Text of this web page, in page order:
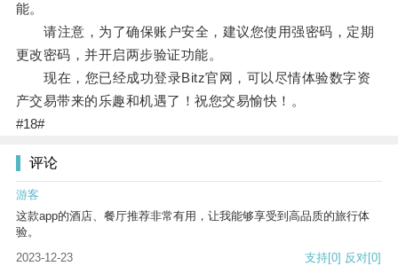
能。
请注意，为了确保账户安全，建议您使用强密码，定期
更改密码，并开启两步验证功能。
现在，您已经成功登录Bitz官网，可以尽情体验数字资
产交易带来的乐趣和机遇了！祝您交易愉快！。
#18#
评论
游客
这款app的酒店、餐厅推荐非常有用，让我能够享受到高品质的旅行体
验。
2023-12-23
支持[0] 反对[0]